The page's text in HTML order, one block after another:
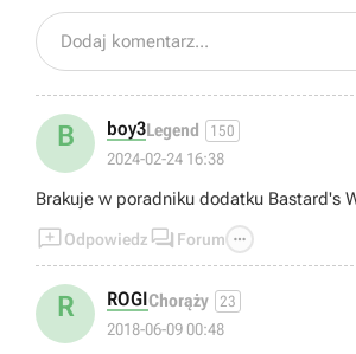
Dodaj komentarz...
B boy3Legend 150
2024-02-24 16:38
Brakuje w poradniku dodatku Bastard's
Odpowiedz  Forum 
R ROGIChorąży 23
2018-06-09 00:48